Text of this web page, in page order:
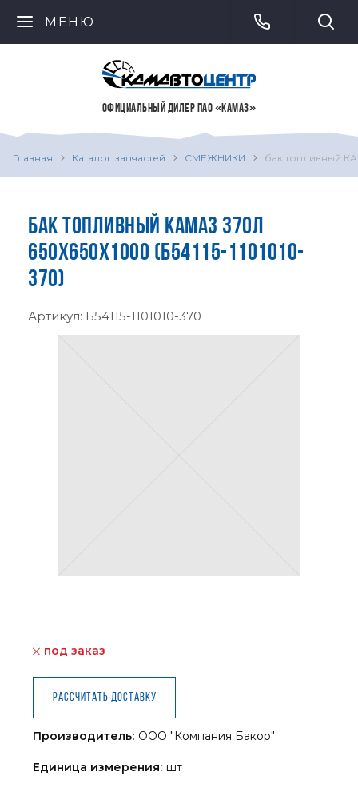
МЕНЮ
ОФИЦИАЛЬНЫЙ ДИЛЕР ПАО «КАМАЗ»
Главная Каталог запчастей СМЕЖНИКИ бак топливный
БАК ТОПЛИВНЫЙ КАМАЗ 370Л
650Х650Х1000 (Б54115-1101010-
370)
Артикул: Б54115-1101010-370
под заказ
Рассчитать доставку
Производитель: ООО "Компания Бакор"
Единица измерения: шт